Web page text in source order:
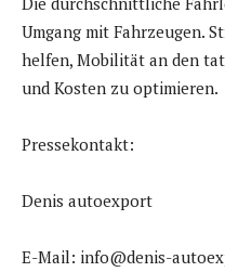
Umgang mit Fahrzeugen.
helfen, Mobilität an den
und Kosten zu optimieren.
Pressekontakt:
Denis autoexport
E-Mail: info@denis-